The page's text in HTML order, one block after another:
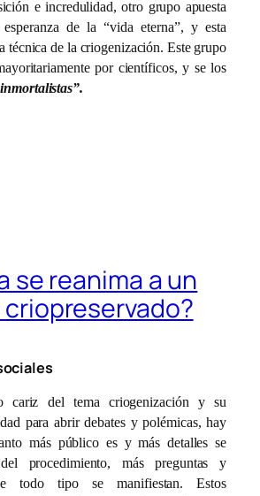
e incredulidad, otro grupo apuesta
de la “vida eterna”, y esta
técnica de la criogenización. Este grupo
por científicos, y se los
se reanima a un
cariz del tema criogenización y su
para abrir debates y polémicas, hay
más público es y más detalles se
procedimiento, más preguntas y
todo tipo se manifiestan. Estos